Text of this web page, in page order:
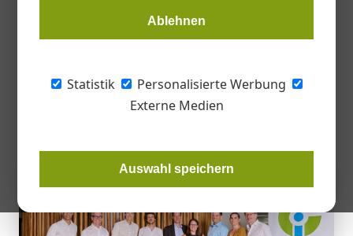
Ablehnen
Statistik
Personalisierte Werbung
Externe Medien
Auswahl speichern
Die IG Lebenszyklus Bau hat einen neuen Vorstand. Das
Unternehmen und Institutionen der Branche angehören, hat
einen klaren inhaltlichen Fokus: Die Leistbarkeit von